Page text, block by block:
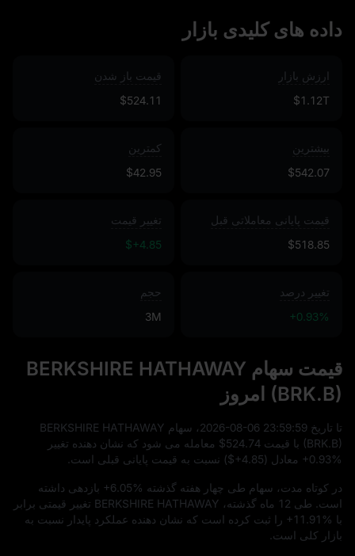
داده‌ های کلیدی بازار
ارزش بازار
$1.12T
قیمت باز شدن
$524.11
بیشترین
$542.07
کمترین
$42.95
قیمت پایانی معاملاتی قبل
$518.85
تغییر قیمت
$+4.85
تغییر درصد
+0.93%
حجم
3M
قیمت سهام BERKSHIRE HATHAWAY
(BRK.B) امروز
تا تاریخ 2026-08-06 23:59:59
، سهام BERKSHIRE HATHAWAY
(BRK.B) با قیمت
$524.74 معامله می‌ شود که نشان‌ دهنده تغییر
+0.93% معادل ($+4.85) نسبت به قیمت پایانی قبلی است.
در کوتاه‌ مدت، سهام طی چهار هفته گذشته +6.05% بازدهی داشته
است. طی 12
ماه گذشته، BERKSHIRE HATHAWAY تغییر قیمتی برابر
با +11.91% را ثبت کرده است که نشان‌ دهنده عملکرد پایدار نسبت به
بازار کلی است.